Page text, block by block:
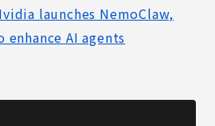
launches NemoClaw,
AI agents